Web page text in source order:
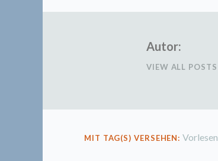
Autor:
VIEW ALL POSTS
MIT TAG(S) VERSEHEN:Vorlesen